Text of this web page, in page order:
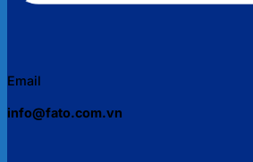
Email
info@fato.com.vn